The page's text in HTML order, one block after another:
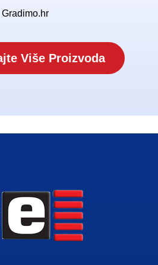
Gradimo.hr
Više Proizvoda